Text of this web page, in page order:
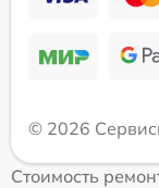
© 2026
Стоимость